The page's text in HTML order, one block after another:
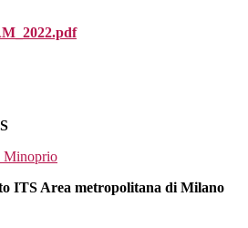
Minoprio
ITS Area metropolitana di Milano